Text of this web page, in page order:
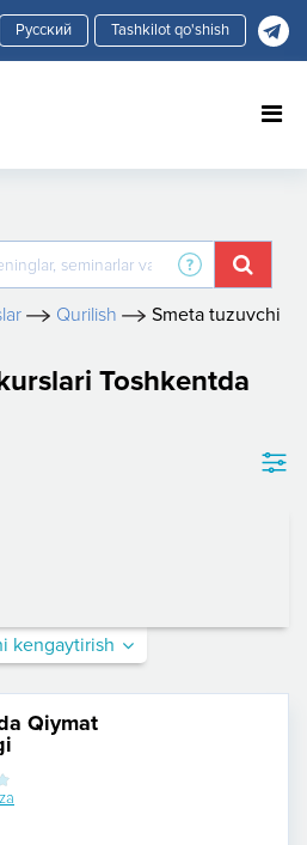
Tashkilot qo'shish
Qurilish Smeta tuzuvchi
Toshkentda
kengaytirish
Qiymat